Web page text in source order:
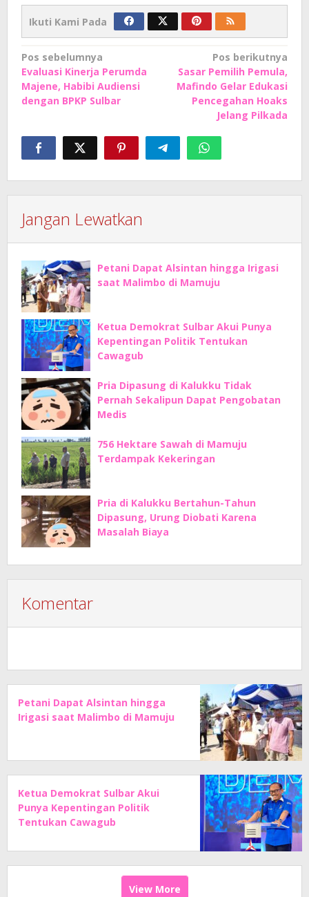
Ikuti Kami Pada
Navigasi
pos
Pos sebelumnya
Evaluasi Kinerja Perumda
Majene, Habibi Audiensi
dengan BPKP Sulbar
Pos berikutnya
Sasar Pemilih Pemula,
Mafindo Gelar Edukasi
Pencegahan Hoaks
Jelang Pilkada
Jangan Lewatkan
Petani Dapat Alsintan hingga Irigasi
saat Malimbo di Mamuju
Ketua Demokrat Sulbar Akui Punya
Kepentingan Politik Tentukan
Cawagub
Pria Dipasung di Kalukku Tidak
Pernah Sekalipun Dapat Pengobatan
Medis
756 Hektare Sawah di Mamuju
Terdampak Kekeringan
Pria di Kalukku Bertahun-Tahun
Dipasung, Urung Diobati Karena
Masalah Biaya
Komentar
Petani Dapat Alsintan hingga
Irigasi saat Malimbo di Mamuju
Ketua Demokrat Sulbar Akui
Punya Kepentingan Politik
Tentukan Cawagub
View More